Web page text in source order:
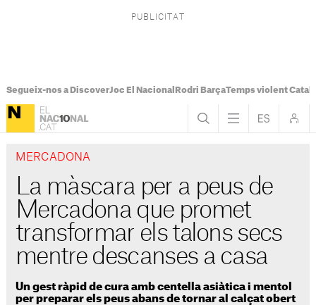
Segueix-nos a DiscoverJoc El Nacional Rodri BarçaTemps violent
MERCADONA
La màscara per a peus de
Mercadona que promet
transformar els talons secs
mentre descanses a casa
Un gest ràpid de cura amb centella asiàtica i mentol
per preparar els peus abans de tornar al calçat obert